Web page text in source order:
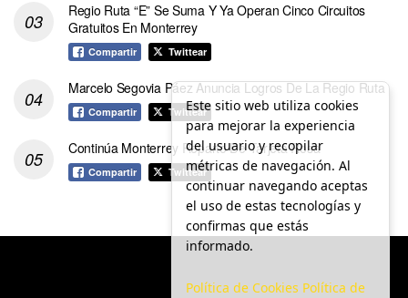
Regio Ruta “E” Se Suma Y Ya Operan Cinco Circuitos
Gratuitos En Monterrey
Compartir Twittear
Marcelo Segovia Páez Anuncia Logros De La Regio Ruta
Compartir Twittear
Continúa Monterrey Reparto De Tarjeta Rosa
Compartir Twittear
Este sitio web utiliza cookies
para mejorar la experiencia
del usuario y recopilar
métricas de navegación. Al
continuar navegando aceptas
el uso de estas tecnologías y
confirmas que estás
informado.
Política de Cookies Política de